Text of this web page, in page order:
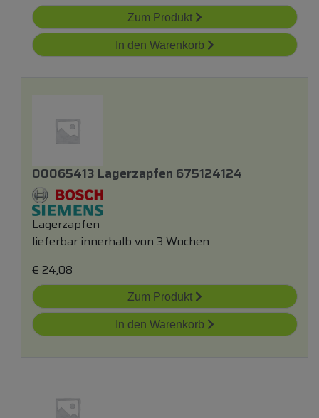
Zum Produkt
In den Warenkorb
00065413 Lagerzapfen 675124124
Lagerzapfen
lieferbar innerhalb von 3 Wochen
€ 24,08
Zum Produkt
In den Warenkorb